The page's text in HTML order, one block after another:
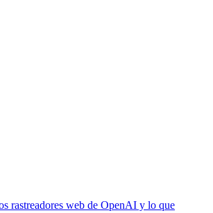
rastreadores web de OpenAI y lo que